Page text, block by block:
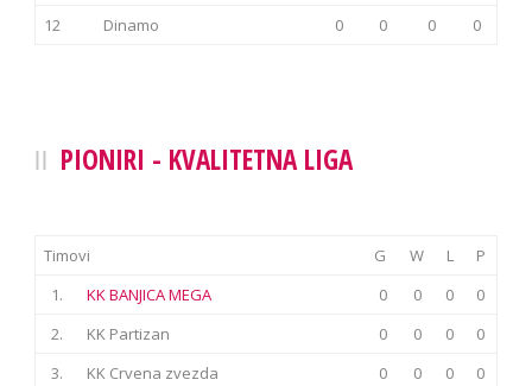
12
Dinamo 0 0 0 0
PIONIRI - KVALITETNA LIGA
Timovi G W L
P
1.
KK BANJICA MEGA 0 0 0
0
2.
KK Partizan 0 0 0
0
3.
KK Crvena zvezda 0 0 0
0